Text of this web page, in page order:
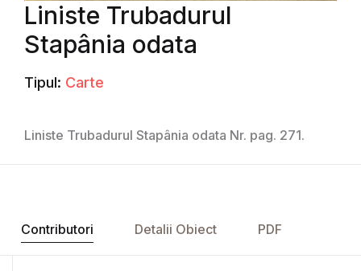
Liniste Trubadurul
Stapânia odata
Tipul: Carte
Liniste Trubadurul Stapânia odata Nr. pag. 271.
Contributori Detalii Obiect PDF